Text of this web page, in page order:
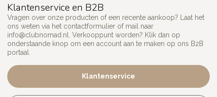
Klantenservice en B2B
Vragen over onze producten of een recente aankoop? Laat het
ons weten via het contactformulier of mail naar
info@clubnomad.nl
. Verkooppunt worden? Klik dan op
onderstaande knop om een account aan te maken op ons B2B
portaal.
Klantenservice